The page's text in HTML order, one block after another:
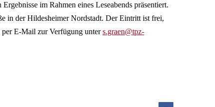
im Rahmen eines Leseabends präsentiert.
in der Hildesheimer Nordstadt. Der Eintritt ist frei,
E-Mail zur Verfügung unters.graen@tpz-